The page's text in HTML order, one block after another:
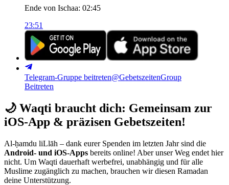
Ende von Ischaa: 02:45
23:51
Telegram-Gruppe beitreten@GebetszeitenGroup
Beitreten
🌙 Waqti braucht dich: Gemeinsam zur
iOS-App & präzisen Gebetszeiten!
Al-ḥamdu liLlāh – dank eurer Spenden im letzten Jahr sind die
Android- und iOS-Apps bereits online! Aber unser Weg endet hier
nicht. Um Waqti dauerhaft werbefrei, unabhängig und für alle
Muslime zugänglich zu machen, brauchen wir diesen Ramadan
deine Unterstützung.